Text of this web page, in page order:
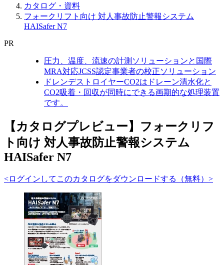
カタログ・資料
フォークリフト向け 対人事故防止警報システム
HAISafer N7
PR
圧力、温度、流速の計測ソリューションと国際
MRA対応JCSS認定事業者の校正ソリューション
ドレンデストロイヤーCO2はドレーン清水化と
CO2吸着・回収が同時にできる画期的な処理装置
です。
【カタログプレビュー】フォークリフ
ト向け 対人事故防止警報システム
HAISafer N7
<ログインしてこのカタログをダウンロードする（無料）>